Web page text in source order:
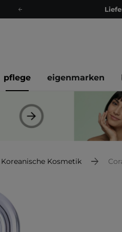
Versand nach
Empfehle uns
pflege eigenmarken
Koreanische Kosmetik